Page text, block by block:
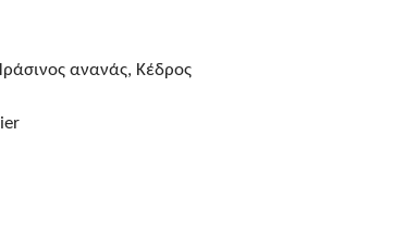
ανανάς, Κέδρος